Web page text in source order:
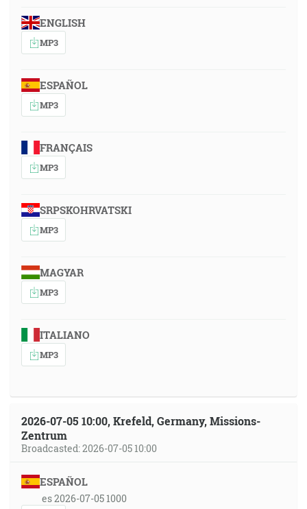
ENGLISH
MP3
ESPAÑOL
MP3
FRANÇAIS
MP3
SRPSKOHRVATSKI
MP3
MAGYAR
MP3
ITALIANO
MP3
2026-07-05 10:00, Krefeld, Germany, Missions-
Zentrum
Broadcasted: 2026-07-05 10:00
ESPAÑOL
es 2026-07-05 1000